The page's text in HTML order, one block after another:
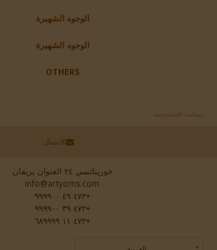
الوجوه الشهيرة
الوجوه الشهيرة
OTHERS
سياسة الخصوصية
الاتصال
خوريناتسي ٢٤ العنوان يريفان
info@artyoms.com
+٤٧٣ ٤٩ ٩٩٩٩٠٠
+٤٧٣ ٣٩ ٩٩٩٩٠٠
+٤٧٣ ١١ ٦٨٩٩٩٩